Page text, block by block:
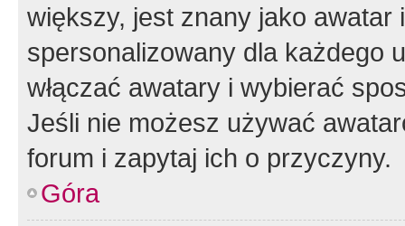
większy, jest znany jako
spersonalizowany dla każdego
włączać awatary i wybierać
Jeśli nie możesz używać
forum i zapytaj ich o przyczyny.
Góra